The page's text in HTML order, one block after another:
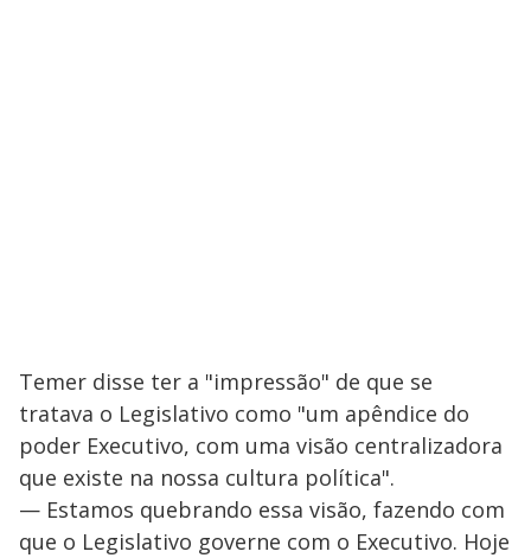
Temer disse ter a "impressão" de que se
tratava o Legislativo como "um apêndice do
poder Executivo, com uma visão centralizadora
que existe na nossa cultura política".
— Estamos quebrando essa visão, fazendo com
que o Legislativo governe com o Executivo. Hoje